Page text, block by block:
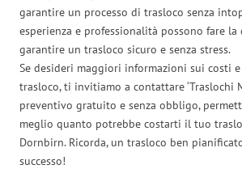
garantire un processo di trasloco senza
esperienza e professionalità possono fare la
garantire un trasloco sicuro e senza stress.
Se desideri maggiori informazioni sui costi
trasloco, ti invitiamo a contattare ‘Traslochi
preventivo gratuito e senza obbligo,
meglio quanto potrebbe costarti il tuo
Dornbirn. Ricorda, un trasloco ben
successo!